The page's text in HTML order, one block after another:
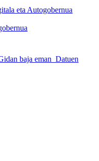
eta Autogobernua
baja eman Datuen